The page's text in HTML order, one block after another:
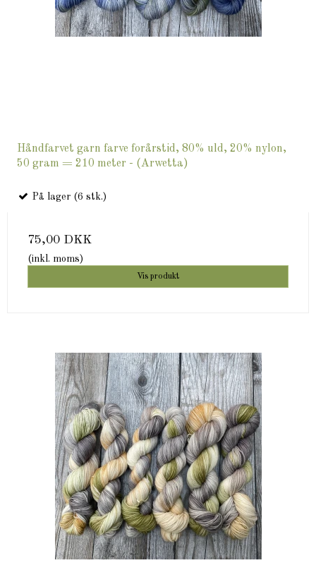
Håndfarvet garn farve forårstid, 80% uld, 20% nylon,
50 gram = 210 meter - (Arwetta)
På lager (6 stk.)
75,00 DKK
(inkl. moms)
Vis produkt